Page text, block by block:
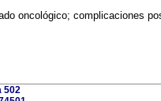
oncológico; complicaciones
502